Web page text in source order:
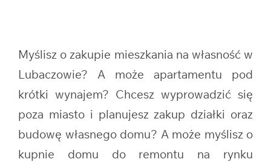
Myślisz o zakupie mieszkania na własność w
Lubaczowie? A może apartamentu pod
krótki wynajem? Chcesz wyprowadzić się
poza miasto i planujesz zakup działki oraz
budowę własnego domu? A może myślisz o
kupnie domu do remontu na rynku